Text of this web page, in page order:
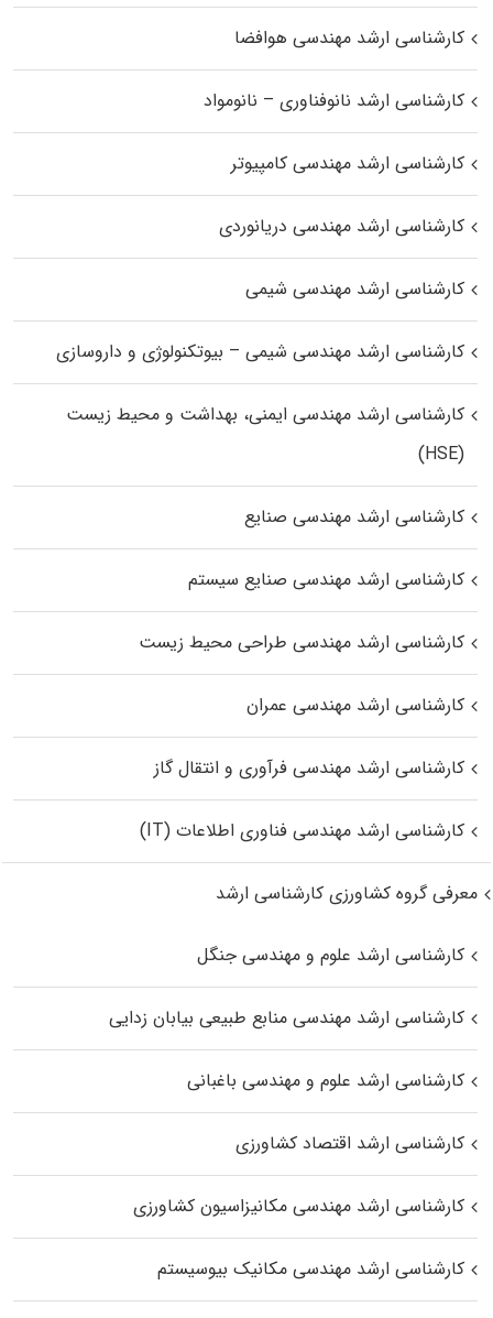
کارشناسی ارشد مهندسی هوافضا
کارشناسی ارشد نانوفناوری – نانومواد
کارشناسی ارشد مهندسی کامپیوتر
کارشناسی ارشد مهندسی دریانوردی
کارشناسی ارشد مهندسی شیمی
کارشناسی ارشد مهندسی شیمی – بیوتکنولوژی و داروسازی
کارشناسی ارشد مهندسی ایمنی، بهداشت و محیط زیست
(HSE)
کارشناسی ارشد مهندسی صنایع
کارشناسی ارشد مهندسی صنایع سیستم
کارشناسی ارشد مهندسی طراحی محیط زیست
کارشناسی ارشد مهندسی عمران
کارشناسی ارشد مهندسی فرآوری و انتقال گاز
کارشناسی ارشد مهندسی فناوری اطلاعات (IT)
معرفی گروه کشاورزی کارشناسی ارشد
کارشناسی ارشد علوم و مهندسی جنگل
کارشناسی ارشد مهندسی منابع طبیعی بیابان زدایی
کارشناسی ارشد علوم و مهندسی باغبانی
کارشناسی ارشد اقتصاد کشاورزی
کارشناسی ارشد مهندسی مکانیزاسیون کشاورزی
کارشناسی ارشد مهندسی مکانیک بیوسیستم